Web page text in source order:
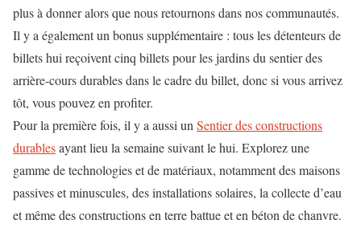
plus à donner alors que nous retournons dans nos communautés.
Il y a également un bonus supplémentaire : tous les détenteurs de
billets hui reçoivent cinq billets pour les jardins du sentier des
arrière-cours durables dans le cadre du billet, donc si vous arrivez
tôt, vous pouvez en profiter.
Pour la première fois, il y a aussi unSentier des constructions
durablesayant lieu la semaine suivant le hui. Explorez une
gamme de technologies et de matériaux, notamment des maisons
passives et minuscules, des installations solaires, la collecte d’eau
et même des constructions en terre battue et en béton de chanvre.